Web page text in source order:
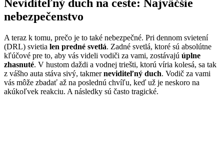
Neviditeľný duch na ceste: Najväčšie
nebezpečenstvo
A teraz k tomu, prečo je to také nebezpečné. Pri dennom svietení
(DRL) svietia len predné svetlá. Zadné svetlá, ktoré sú absolútne
kľúčové pre to, aby vás videli vodiči za vami, zostávajú úplne
zhasnuté. V hustom daždi a vodnej triešti, ktorú víria kolesá, sa tak
z vášho auta stáva sivý, takmerneviditeľný duch. Vodič za vami
vás môže zbadať až na poslednú chvíľu, keď už je neskoro na
akúkoľvek reakciu. A následky sú často tragické.